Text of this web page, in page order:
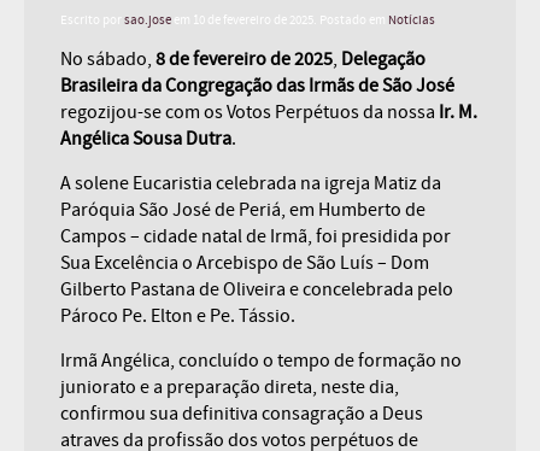
Escrito por sao.jose em 10 de fevereiro de 2025 . Postado em Notícias
No sábado, 8 de fevereiro de 2025, Delegação
Brasileira da Congregação das Irmãs de São José
regozijou-se com os Votos Perpétuos da nossa Ir. M.
Angélica Sousa Dutra.
A solene Eucaristia celebrada na igreja Matiz da
Paróquia São José de Periá, em Humberto de
Campos – cidade natal de Irmã, foi presidida por
Sua Excelência o Arcebispo de São Luís – Dom
Gilberto Pastana de Oliveira e concelebrada pelo
Pároco Pe. Elton e Pe. Tássio.
Irmã Angélica, concluído o tempo de formação no
juniorato e a preparação direta, neste dia,
confirmou sua definitiva consagração a Deus
atraves da profissão dos votos perpétuos de